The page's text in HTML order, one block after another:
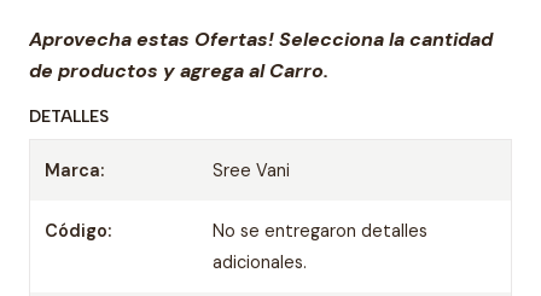
Aprovecha estas Ofertas! Selecciona la cantidad
de productos y agrega al Carro.
DETALLES
Marca: Sree Vani
Código:
No se entregaron detalles
adicionales.